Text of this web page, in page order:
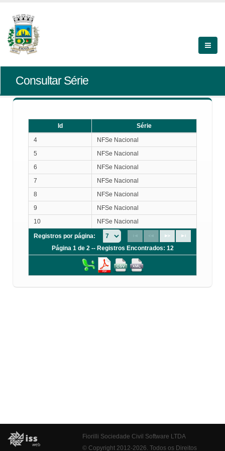
Consultar Série
Id
Série
Série
4
NFSe Nacional
5
NFSe Nacional
6
NFSe Nacional
7
NFSe Nacional
8
NFSe Nacional
9
NFSe Nacional
10
NFSe Nacional
Registros por página:
Página 1 de 2 -- Registros Encontrados: 12
Fiorilli Sociedade Civil Software LTDA
© Copyright 2012-2026. Todos os Direitos